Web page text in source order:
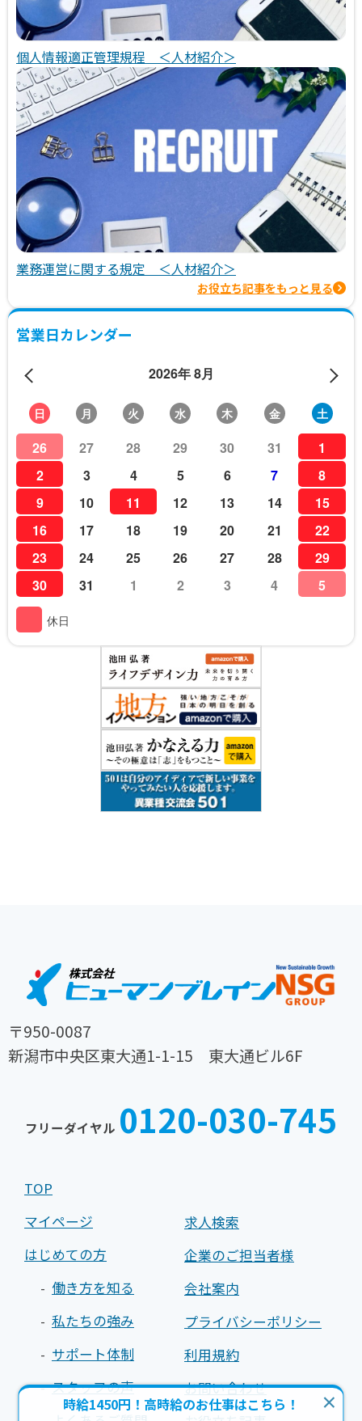
個人情報適正管理規程 ＜人材紹介＞
業務運営に関する規定 ＜人材紹介＞
お役立ち記事をもっと見る
営業日カレンダー
2026年 8月
日 月 火 水 木 金 土
26 27 28 29 30 31
1
2
3 4 5 6 7
8
9
10 11 12 13 14
15
16
17 18 19 20 21
22
23
24 25 26 27 28
29
30
31 1 2 3 4 5
休日
〒950-0087
新潟市中央区東大通1-1-15 東大通ビル6F
242-
242-
フリーダイヤル 0120-030-745
TOP
マイページ
はじめての方
働き方を知る
私たちの強み
サポート体制
スタッフの声
求人検索
企業のご担当者様
会社案内
プライバシーポリシー
利用規約
お問い合わせ
時給1450円！高時給のお仕事はこちら！